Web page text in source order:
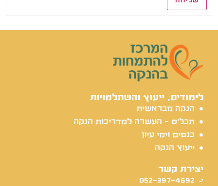
לימודים, ייעוץ והשתלמויות
הנקה מבראשית
תכל'ס - העשרה למדריכות הנקה
כנסים וימי עיון
ייעוץ הנקה
יצירת קשר
052-397-4692